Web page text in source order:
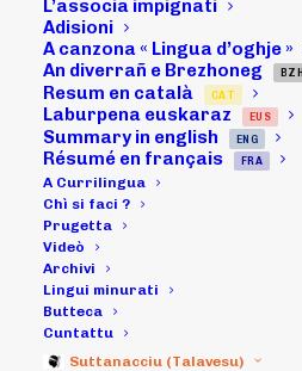
L’associa impignati
Adisioni
A canzona « Lingua d’oghje »
An diverrañ e Brezhoneg
BZH
Resum en català CAT
Laburpena euskaraz EUS
Summary in english ENG
Résumé en français FRA
A Currilingua
Chì si faci ?
Prugetta
Videò
Archivi
Lingui minurati
Butteca
Cuntattu
Suttanacciu (Talavesu)
U
Festa